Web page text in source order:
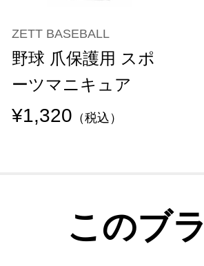
ZETT BASEBALL
野球 爪保護用 スポ
ーツマニキュア
¥1,320 （税込）
このブ